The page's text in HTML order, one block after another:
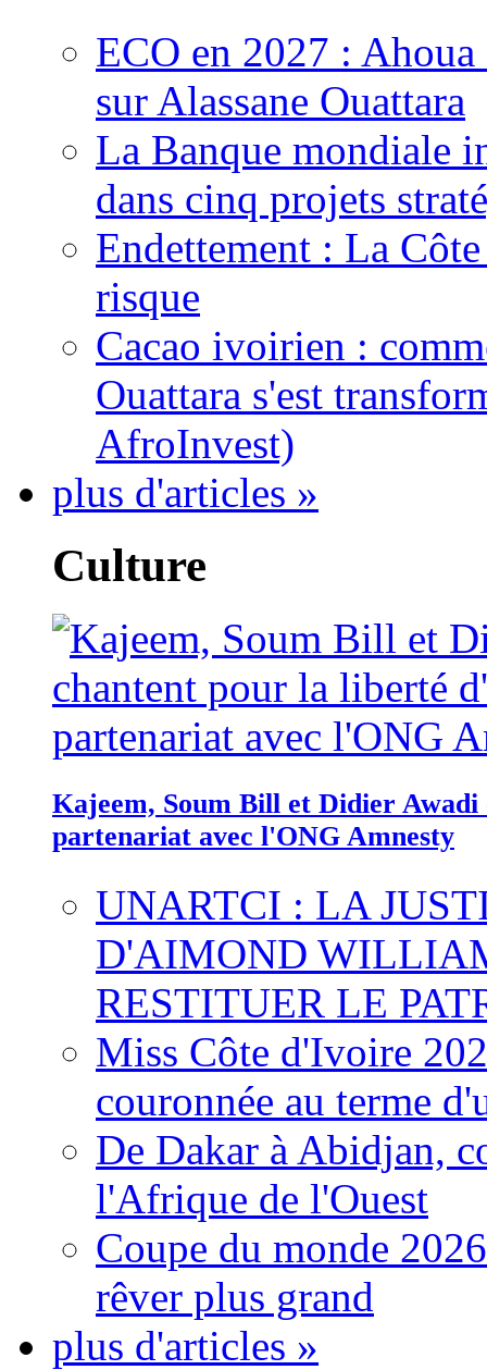
ECO en 2027 :
sur Alassane Ouattara
La Banque mondiale
dans cinq projets
Endettement : La
risque
Cacao ivoirien :
Ouattara s'est
AfroInvest)
plus d'articles »
Culture
Kajeem, Soum Bill et Didier
partenariat avec l'ONG Amnesty
UNARTCI : LA
D'AIMOND
RESTITUER LE
Miss Côte d'Ivoire
couronnée au terme
De Dakar à Abidjan,
l'Afrique de l'Ouest
Coupe du monde
rêver plus grand
plus d'articles »